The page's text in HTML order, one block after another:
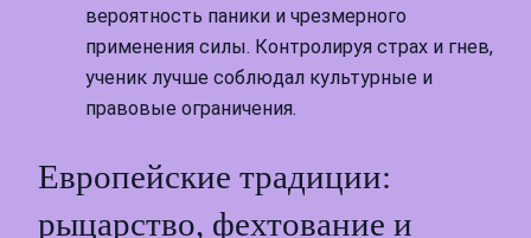
вероятность паники и чрезмерного
применения силы. Контролируя страх и гнев,
ученик лучше соблюдал культурные и
правовые ограничения.
Европейские традиции:
рыцарство, фехтование и